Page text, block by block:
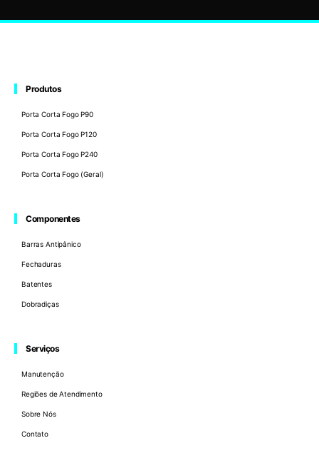
Produtos
Porta Corta Fogo P90
Porta Corta Fogo P120
Porta Corta Fogo P240
Porta Corta Fogo (Geral)
Componentes
Barras Antipânico
Fechaduras
Batentes
Dobradiças
Serviços
Manutenção
Regiões de Atendimento
Sobre Nós
Contato